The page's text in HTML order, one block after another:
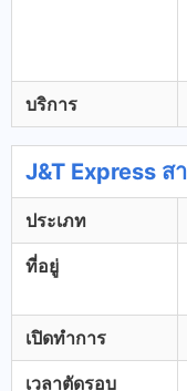
บริการ
J&T Express ส
ประเภท
ที่อยู่
เปิดทำการ
เวลาตัดรอบ